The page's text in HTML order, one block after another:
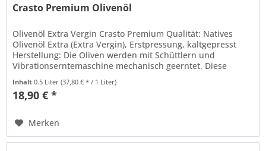
Crasto Premium Olivenöl
Olivenöl Extra Vergin Crasto Premium Qualität: Natives
Olivenöl Extra (Extra Vergin), Erstpressung, kaltgepresst
Herstellung: Die Oliven werden mit Schüttlern und
Vibrationserntemaschine mechanisch geerntet. Diese
Technik beschädigt die...
Inhalt0.5 Liter(37,80 € * / 1 Liter)
18,90 € *
Merken